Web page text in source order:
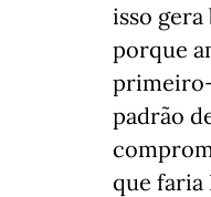
isso
porque
padrão
que faria